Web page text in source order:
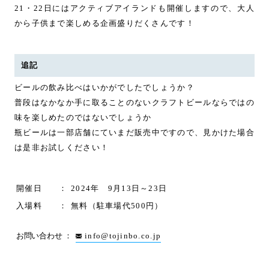
21・22日にはアクティブアイランドも開催しますので、大人
から子供まで楽しめる企画盛りだくさんです！
追記
ビールの飲み比べはいかがでしたでしょうか？
普段はなかなか手に取ることのないクラフトビールならではの
味を楽しめたのではないでしょうか
瓶ビールは一部店舗にていまだ販売中ですので、見かけた場合
は是非お試しください！
開催日 2024年 9月13日～23日
入場料 無料（駐車場代500円）
お問い合わせ info@tojinbo.co.jp